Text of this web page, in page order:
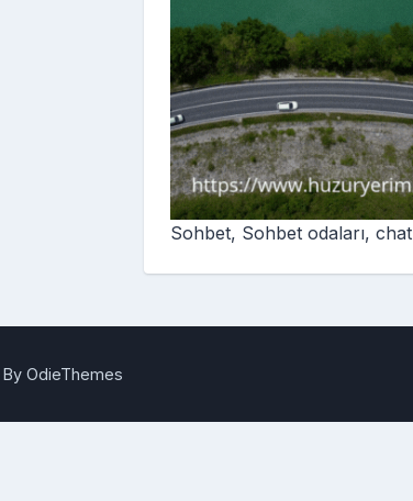
Sohbet, Sohbet odaları, chat
By OdieThemes